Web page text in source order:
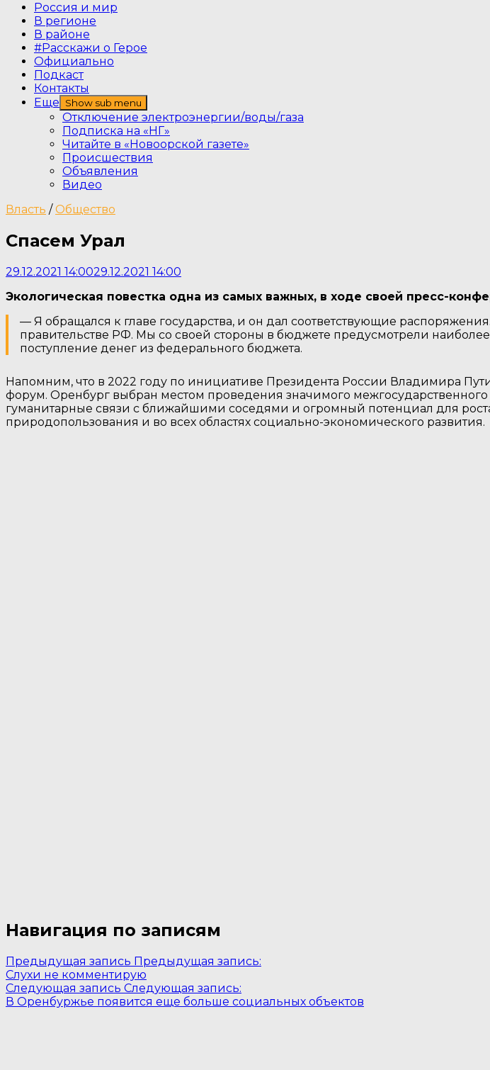
Россия и мир
В регионе
В районе
#Расскажи о Герое
Официально
Подкаст
Контакты
Еще
Show sub menu
Отключение электроэнергии/воды/газа
Подписка на «НГ»
Читайте в «Новоорской газете»
Происшествия
Объявления
Видео
Власть /Общество
Спасем Урал
29.12.2021 14:0029.12.2021 14:00
Экологическая повестка одна из самых важных, в ходе своей пресс-
— Я обращался к главе государства, и он дал соответствующие
правительстве РФ. Мы со своей стороны в бюджете предусмотрели
поступление денег из федерального бюджета.
Напомним, что в 2022 году по инициативе Президента России Владимира
форум. Оренбург выбран местом проведения значимого
гуманитарные связи с ближайшими соседями и огромный потенциал для
природопользования и во всех областях социально-экономического развития.
Навигация по записям
Предыдущая запись Предыдущая запись:
Слухи не комментирую
Следующая запись Следующая запись:
В Оренбуржье появится еще больше социальных объектов